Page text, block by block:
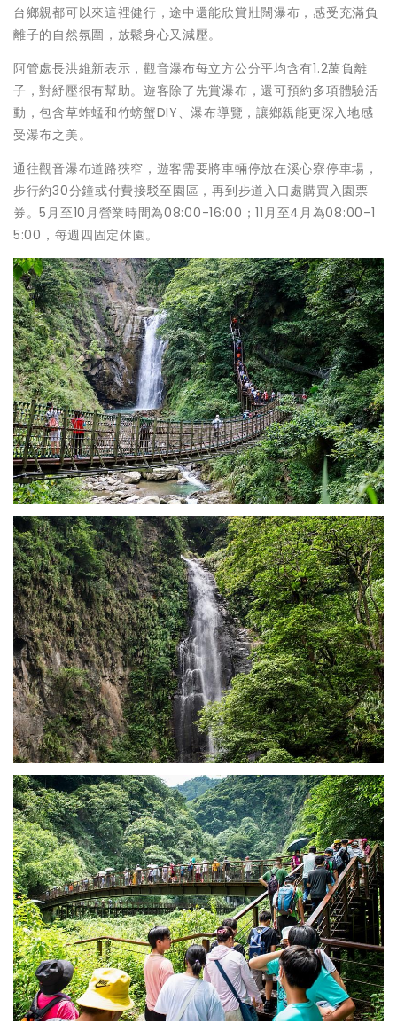
台鄉親都可以來這裡健行，途中還能欣賞壯闊瀑布，感受充滿負
離子的自然氛圍，放鬆身心又減壓。
阿管處長洪維新表示，觀音瀑布每立方公分平均含有1.2萬負離
子，對紓壓很有幫助。遊客除了先賞瀑布，還可預約多項體驗活
動，包含草蚱蜢和竹螃蟹DIY、瀑布導覽，讓鄉親能更深入地感
受瀑布之美。
通往觀音瀑布道路狹窄，遊客需要將車輛停放在溪心寮停車場，
步行約30分鐘或付費接駁至園區，再到步道入口處購買入園票
券。5月至10月營業時間為08:00-16:00；11月至4月為08:00-1
5:00，每週四固定休園。